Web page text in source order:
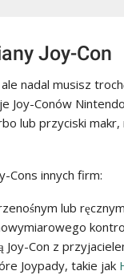
Joy-Con
nadal musisz
Joy-Conów
lub przyciski makr,
Cons innych firm:
lub
Con z
Joypady, takie jak